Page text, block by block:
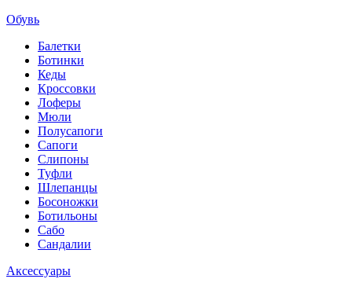
Обувь
Балетки
Ботинки
Кеды
Кроссовки
Лоферы
Мюли
Полусапоги
Сапоги
Слипоны
Туфли
Шлепанцы
Босоножки
Ботильоны
Сабо
Сандалии
Аксессуары